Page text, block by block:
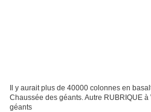
Il y aurait plus de 40000 colonnes en
Chaussée des géants. Autre RUBRIQUE
géants